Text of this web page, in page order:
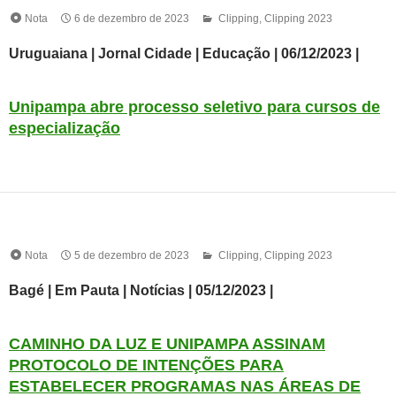
Nota 6 de dezembro de 2023 Clipping Clipping 2023
Uruguaiana | Jornal Cidade | Educação | 06/12/2023 |
Unipampa abre processo seletivo para cursos de
especialização
Nota 5 de dezembro de 2023 Clipping Clipping 2023
Bagé | Em Pauta | Notícias | 05/12/2023 |
CAMINHO DA LUZ E UNIPAMPA ASSINAM
PROTOCOLO DE INTENÇÕES PARA
ESTABELECER PROGRAMAS NAS ÁREAS DE